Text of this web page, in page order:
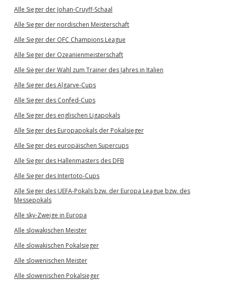
Alle Sieger der Johan-Cruyff-Schaal
Alle Sieger der nordischen Meisterschaft
Alle Sieger der OFC Champions League
Alle Sieger der Ozeanienmeisterschaft
Alle Sieger der Wahl zum Trainer des Jahres in Italien
Alle Sieger des Algarve-Cups
Alle Sieger des Confed-Cups
Alle Sieger des englischen Ligapokals
Alle Sieger des Europapokals der Pokalsieger
Alle Sieger des europäischen Supercups
Alle Sieger des Hallenmasters des DFB
Alle Sieger des Intertoto-Cups
Alle Sieger des UEFA-Pokals bzw. der Europa League bzw. des
Messepokals
Alle sky-Zweige in Europa
Alle slowakischen Meister
Alle slowakischen Pokalsieger
Alle slowenischen Meister
Alle slowenischen Pokalsieger